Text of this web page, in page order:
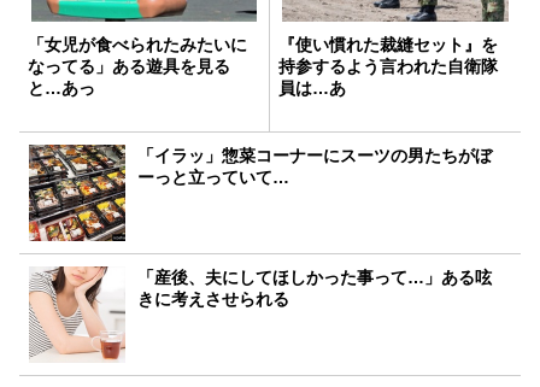
「女児が食べられたみたいに
なってる」ある遊具を見る
と…あっ
『使い慣れた裁縫セット』を
持参するよう言われた自衛隊
員は…あ
「イラッ」惣菜コーナーにスーツの男たちがぼ
ーっと立っていて…
「産後、夫にしてほしかった事って…」ある呟
きに考えさせられる